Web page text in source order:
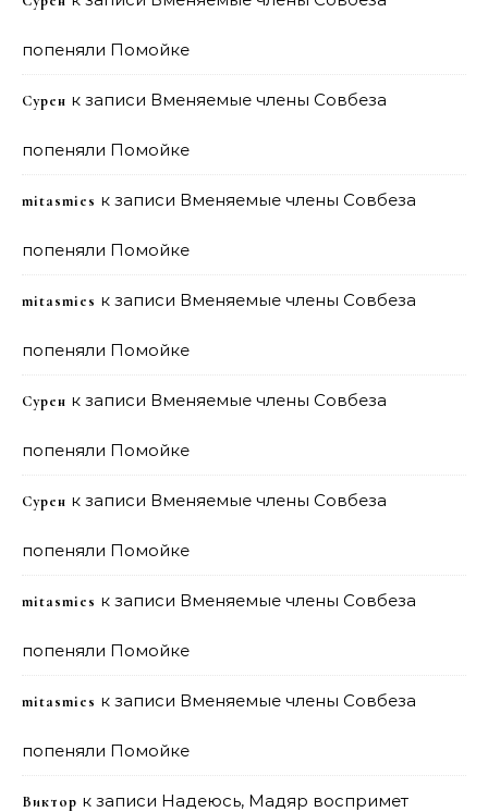
попеняли Помойке
Сурен к записи Вменяемые члены Совбеза
попеняли Помойке
mitasmies к записи Вменяемые члены Совбеза
попеняли Помойке
mitasmies к записи Вменяемые члены Совбеза
попеняли Помойке
Сурен к записи Вменяемые члены Совбеза
попеняли Помойке
Сурен к записи Вменяемые члены Совбеза
попеняли Помойке
mitasmies к записи Вменяемые члены Совбеза
попеняли Помойке
mitasmies к записи Вменяемые члены Совбеза
попеняли Помойке
Виктор к записи Надеюсь, Мадяр воспримет